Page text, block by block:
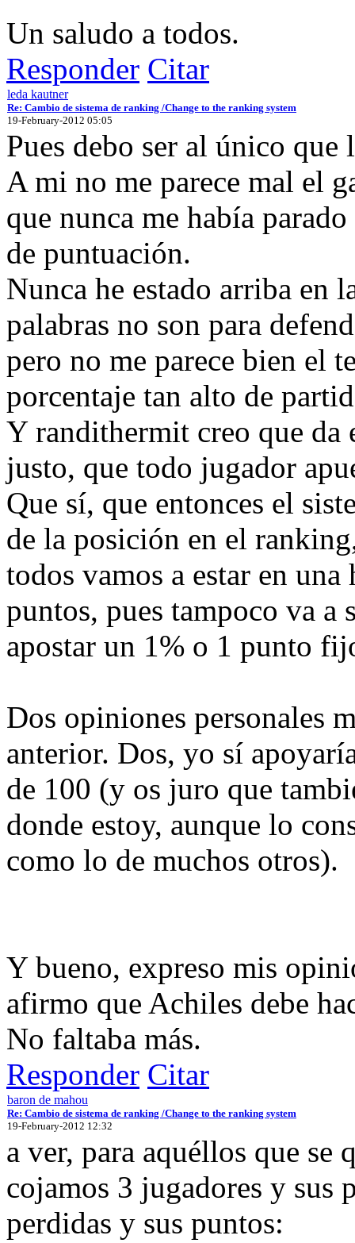
Un saludo a todos.
Responder Citar
leda kautner
Re: Cambio de sistema de ranking /Change to the ranking system
19-February-2012 05:05
Pues debo ser al único
A mi no me parece mal el
que nunca me había
de puntuación.
Nunca he estado arriba en
palabras no son para
pero no me parece bien el
porcentaje tan alto de
Y randithermit creo que da
justo, que todo jugador
Que sí, que entonces el
de la posición en el
todos vamos a estar en
puntos, pues tampoco va a
apostar un 1% o 1 punto
Dos opiniones personales
anterior. Dos, yo sí
de 100 (y os juro que
donde estoy, aunque lo
como lo de muchos otros).
Y bueno, expreso mis
afirmo que Achiles debe
No faltaba más.
Responder Citar
baron de mahou
Re: Cambio de sistema de ranking /Change to the ranking system
19-February-2012 12:32
a ver, para aquéllos que se
cojamos 3 jugadores y sus
perdidas y sus puntos: